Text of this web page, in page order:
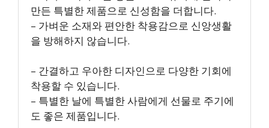
만든 특별한 제품으로 신성함을 더합니다.
– 가벼운 소재와 편안한 착용감으로 신앙생활
을 방해하지 않습니다.
– 간결하고 우아한 디자인으로 다양한 기회에
착용할 수 있습니다.
– 특별한 날에 특별한 사람에게 선물로 주기에
도 좋은 제품입니다.